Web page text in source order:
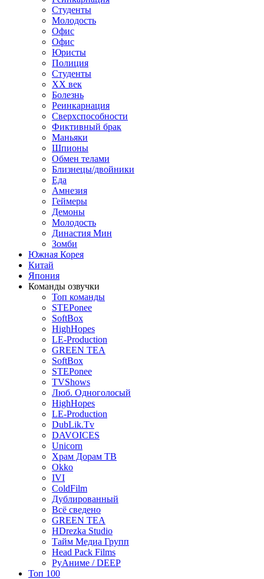
Студенты
Молодость
Офис
Офис
Юристы
Полиция
Студенты
ХХ век
Болезнь
Реинкарнация
Сверхспособности
Фиктивный брак
Маньяки
Шпионы
Обмен телами
Близнецы/двойники
Еда
Амнезия
Геймеры
Демоны
Молодость
Династия Мин
Зомби
Южная Корея
Китай
Япония
Команды озвучки
Топ команды
STEPonee
SoftBox
HighHopes
LE-Production
GREEN TEA
SoftBox
STEPonee
TVShows
Люб. Одноголосый
HighHopes
LE-Production
DubLik.Tv
DAVOICES
Unicorn
Храм Дорам ТВ
Okko
IVI
ColdFilm
Дублированный
Всё сведено
GREEN TEA
HDrezka Studio
Тайм Медиа Групп
Head Pack Films
РуАниме / DEEP
Топ 100